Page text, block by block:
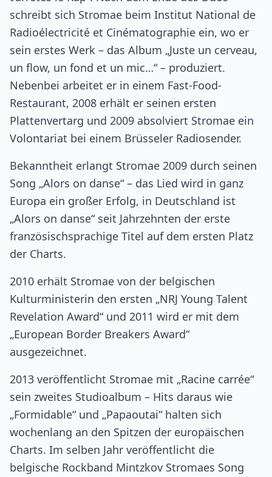
schreibt sich Stromae beim Institut National de
Radioélectricité et Cinématographie ein, wo er
sein erstes Werk – das Album „Juste un cerveau,
un flow, un fond et un mic…“ – produziert.
Nebenbei arbeitet er in einem Fast-Food-
Restaurant, 2008 erhält er seinen ersten
Plattenvertarg und 2009 absolviert Stromae ein
Volontariat bei einem Brüsseler Radiosender.
Bekanntheit erlangt Stromae 2009 durch seinen
Song „Alors on danse“ – das Lied wird in ganz
Europa ein großer Erfolg, in Deutschland ist
„Alors on danse“ seit Jahrzehnten der erste
französischsprachige Titel auf dem ersten Platz
der Charts.
2010 erhält Stromae von der belgischen
Kulturministerin den ersten „NRJ Young Talent
Revelation Award“ und 2011 wird er mit dem
„European Border Breakers Award“
ausgezeichnet.
2013 veröffentlicht Stromae mit „Racine carrée“
sein zweites Studioalbum – Hits daraus wie
„Formidable“ und „Papaoutai“ halten sich
wochenlang an den Spitzen der europäischen
Charts. Im selben Jahr veröffentlicht die
belgische Rockband Mintzkov Stromaes Song